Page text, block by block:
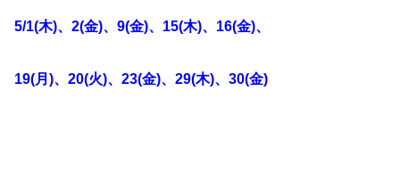
5/1(木)、2(金)、9(金)、15(木)、16(金)、
19(月)、20(火)、 23(金)、 29(木)、30(金)